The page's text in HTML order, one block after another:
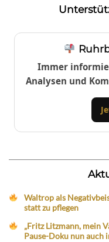
Immer
Analysen und
Waltrop als
statt zu pflegen
„Fritz Litzmann, mein
Pause-Doku nun auch